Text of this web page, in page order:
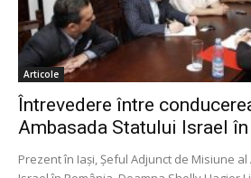
Articole
Întrevedere între
Ambasada Statului Israel
Prezent în Iași, Șeful Adjunct de Misiune